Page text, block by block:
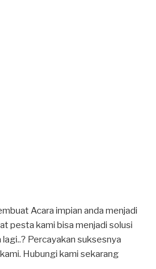
Acara impian anda menjadi
pesta kami bisa menjadi solusi
Percayakan suksesnya
Hubungi kami sekarang